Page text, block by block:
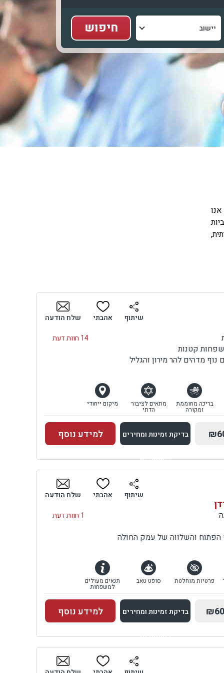
אל דאגה! נתקלתם בבעיה הקשורה בהזמנה אחרי שעות הפעילות? הקישו 0
14 חוות דעת
קטנות
מדהים להר מירון והגליל
שיתוף אהבתי שלח הודעה
בריכה מחוממת
ומקורה
מתאים לציבור
הדתי
מיקום ייחודי
בדיקת זמינות ומחירים
למתחם זה
בדיקת זמינות ומחירים
למידע נוסף
1 חוות דעת
הפתוח והשלווה של עמק החולה
שיתוף אהבתי שלח הודעה
פרטיות מוחלטת סופט טאב תנאים מעולים
למשפחות
בדיקת זמינות ומחירים
למתחם זה
בדיקת זמינות ומחירים
למידע נוסף